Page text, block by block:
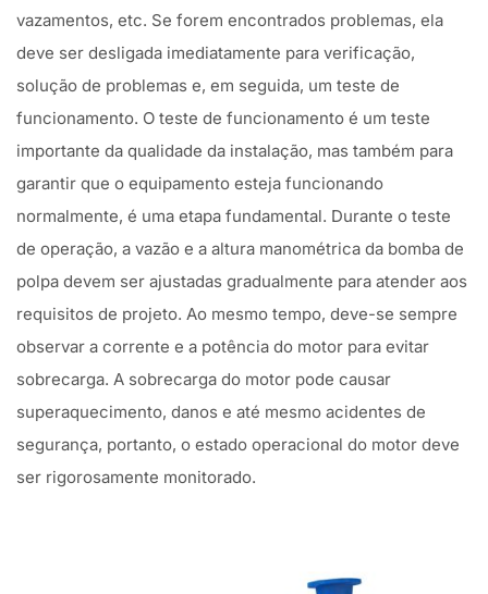
vazamentos, etc. Se forem encontrados problemas, ela
deve ser desligada imediatamente para verificação,
solução de problemas e, em seguida, um teste de
funcionamento. O teste de funcionamento é um teste
importante da qualidade da instalação, mas também para
garantir que o equipamento esteja funcionando
normalmente, é uma etapa fundamental. Durante o teste
de operação, a vazão e a altura manométrica da bomba de
polpa devem ser ajustadas gradualmente para atender aos
requisitos de projeto. Ao mesmo tempo, deve-se sempre
observar a corrente e a potência do motor para evitar
sobrecarga. A sobrecarga do motor pode causar
superaquecimento, danos e até mesmo acidentes de
segurança, portanto, o estado operacional do motor deve
ser rigorosamente monitorado.